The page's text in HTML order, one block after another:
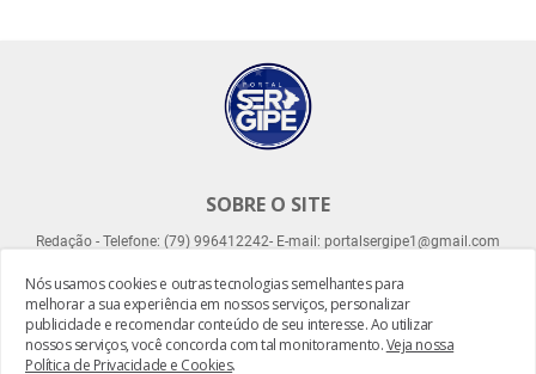
SOBRE O SITE
Redação - Telefone: (79) 996412242- E-mail: portalsergipe1@gmail.com
Nós usamos cookies e outras tecnologias semelhantes para
melhorar a sua experiência em nossos serviços, personalizar
publicidade e recomendar conteúdo de seu interesse. Ao utilizar
nossos serviços, você concorda com tal monitoramento.Veja nossa
Política de Privacidade e Cookies.